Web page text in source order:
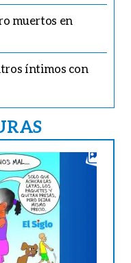
muertos en
íntimos con